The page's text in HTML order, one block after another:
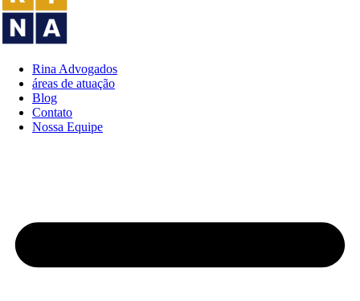
Rina Advogados
áreas de atuação
Blog
Contato
Nossa Equipe